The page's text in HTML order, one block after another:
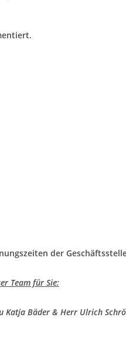
der
Team für Sie:
Katja Bäder & Herr Ulrich